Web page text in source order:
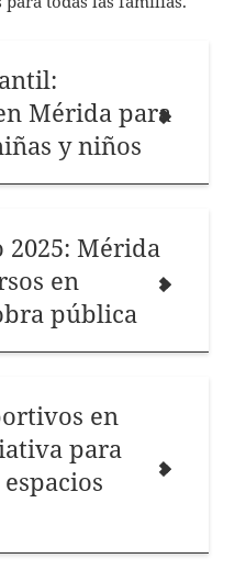
Mérida para
y niños
2025: Mérida
en
pública
en
para